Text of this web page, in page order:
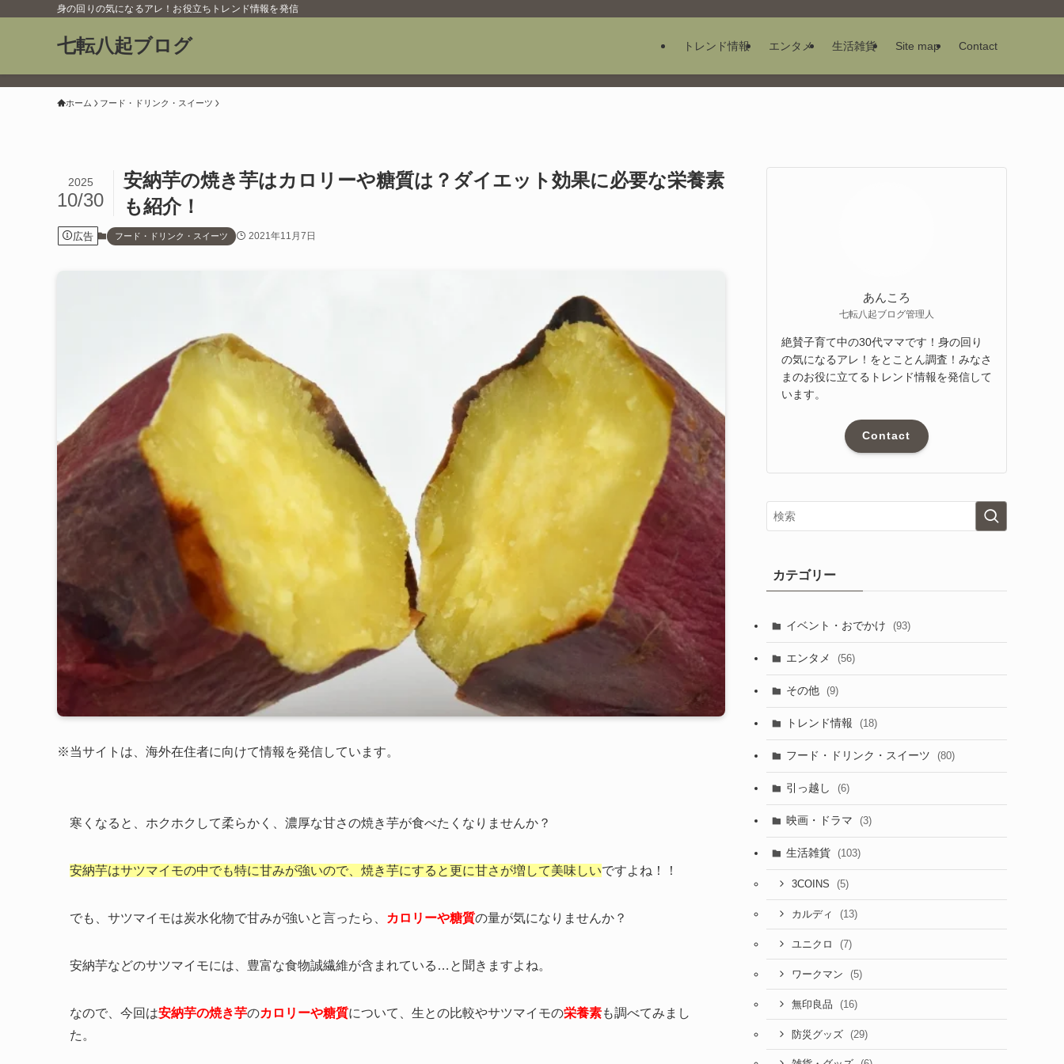
身の回りの気になるアレ！お役立ちトレンド情報を発信
七転八起ブログ トレンド情報 エンタメ 生活雑貨 Site map Contact
ホーム フード・ドリンク・スイーツ
安納芋の焼き芋はカロリーや糖質は？ダイエット効果に必要な栄養素
も紹介！
2025
10/30
広告 フード・ドリンク・スイーツ 2021年11月7日
※当サイトは、海外在住者に向けて情報を発信しています。
寒くなると、ホクホクして柔らかく、濃厚な甘さの焼き芋が食べたくなりませんか？
安納芋はサツマイモの中でも特に甘みが強いので、焼き芋にすると更に甘さが増して美味しいですよね！！
でも、サツマイモは炭水化物で甘みが強いと言ったら、 カロリーや糖質の量が気になりませんか？
安納芋などのサツマイモには、豊富な食物誠繊維が含まれている…と聞きますよね。
なので、今回は安納芋の焼き芋のカロリーや糖質について、生との比較やサツマイモの栄養素も調べてみまし
た。
あんころ
七転八起ブログ管理人
絶賛子育て中の30代ママです！身の回り
の気になるアレ！をとことん調査！みなさ
まのお役に立てるトレンド情報を発信して
います。
Contact
カテゴリー
イベント・おでかけ (93)
エンタメ (56)
その他 (9)
トレンド情報 (18)
フード・ドリンク・スイーツ (80)
引っ越し (6)
映画・ドラマ (3)
生活雑貨 (103)
3COINS (5)
カルディ (13)
ユニクロ (7)
ワークマン (5)
無印良品 (16)
防災グッズ (29)